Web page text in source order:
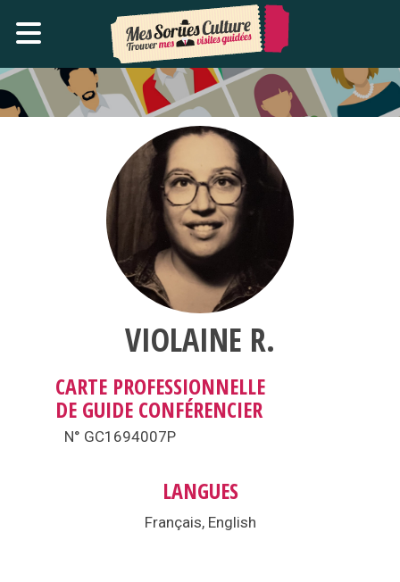
VIOLAINE R.
CARTE PROFESSIONNELLE
DE GUIDE CONFÉRENCIER
N° GC1694007P
LANGUES
Français, English